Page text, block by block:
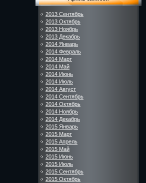
2013 Сентябрь
2013 Октябрь
2013 Ноябрь
2013 Декабрь
2014 Январь
2014 Февраль
2014 Март
2014 Май
2014 Июнь
2014 Июль
2014 Август
2014 Сентябрь
2014 Октябрь
2014 Ноябрь
2014 Декабрь
2015 Январь
2015 Март
2015 Апрель
2015 Май
2015 Июнь
2015 Июль
2015 Сентябрь
2015 Октябрь